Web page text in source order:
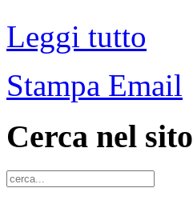
Leggi tutto
Stampa Email
Cerca nel sito